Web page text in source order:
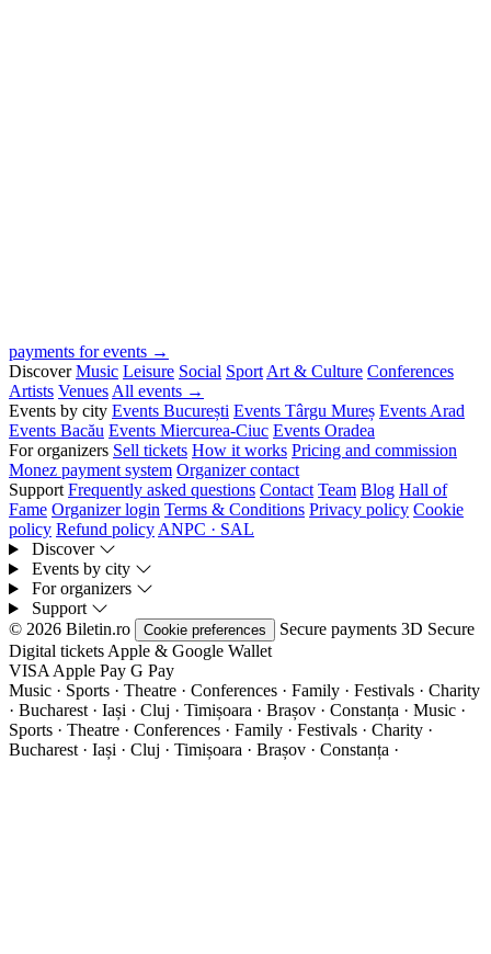
payments for events →
Discover Music Leisure Social Sport Art & Culture Conferences
Artists Venues All events →
Events by city Events București Events Târgu Mureș Events Arad
Events Bacău Events Miercurea-Ciuc Events Oradea
For organizers Sell tickets How it works Pricing and commission
Monez payment system Organizer contact
Support Frequently asked questions Contact Team Blog Hall of
Fame Organizer login Terms & Conditions Privacy policy Cookie
policy Refund policy ANPC · SAL
Discover
Events by city
For organizers
Support
© 2026 Biletin.ro
Cookie preferences Secure payments 3D Secure
Digital tickets Apple & Google Wallet
VISA Apple Pay G Pay
Music · Sports · Theatre · Conferences · Family · Festivals · Charity
· Bucharest · Iași · Cluj · Timișoara · Brașov · Constanța · Music ·
Sports · Theatre · Conferences · Family · Festivals · Charity ·
Bucharest · Iași · Cluj · Timișoara · Brașov · Constanța ·